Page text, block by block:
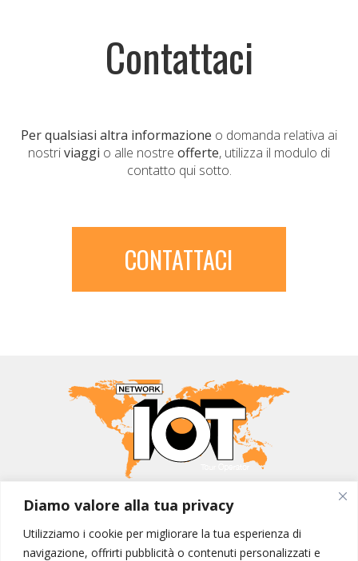
Diamo valore alla tua privacy
Utilizziamo i cookie per migliorare la tua esperienza di
navigazione, offrirti pubblicità o contenuti personalizzati e
Contattaci
Per qualsiasi altra informazione o domanda relativa ai
nostriviaggi o alle nostre offerte, utilizza il modulo di
contatto qui sotto.
CONTATTACI
MONDO IOT VIAGGI
Contatti